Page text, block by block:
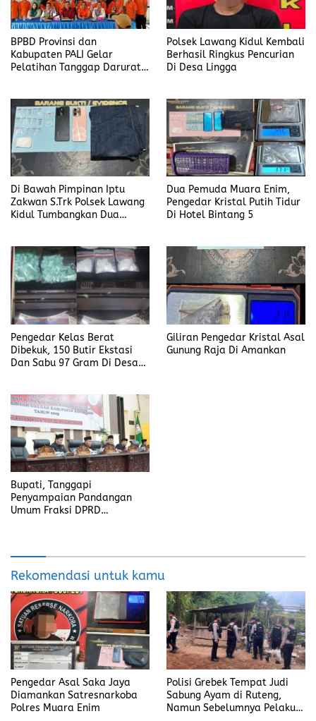
BPBD Provinsi dan
Kabupaten PALI Gelar
Pelatihan Tanggap Darurat
Polsek Lawang Kidul Kembali
Berhasil Ringkus Pencurian
Di Desa Lingga
Di Bawah Pimpinan Iptu
Zakwan S.Trk Polsek Lawang
Kidul Tumbangkan Dua
Dua Pemuda Muara Enim,
Pengedar Kristal Putih Tidur
Di Hotel Bintang 5
Pengedar Kelas Berat
Dibekuk, 150 Butir Ekstasi
Dan Sabu 97 Gram Di Desa
Giliran Pengedar Kristal Asal
Gunung Raja Di Amankan
Bupati, Tanggapi
Penyampaian Pandangan
Umum Fraksi DPRD
Rekomendasi untuk kamu
Pengedar Asal Saka Jaya
Diamankan Satresnarkoba
Polres Muara Enim
Polisi Grebek Tempat Judi
Sabung Ayam di Ruteng,
Namun Sebelumnya Pelaku